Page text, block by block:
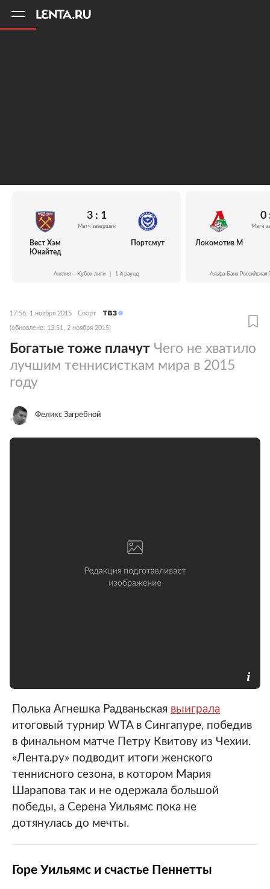
Вест Хэм
Юнайтед
3 : 1
Матч завершён
Портсмут
Англия — Кубок лиги 1-й раунд
Локомотив М
0
Матч
Альфа-Банк Российская
17:56, 1 ноября 2015 Спорт
(обновлено: 13:51, 2 ноября 2015)
Богатые тоже плачут Чего не хватило
лучшим теннисисткам мира в 2015
году
Феликс Загребной
Полька Агнешка Радваньская выиграла
итоговый турнир WTA в Сингапуре, победив
в финальном матче Петру Квитову из Чехии.
«Лента.ру» подводит итоги женского
теннисного сезона, в котором Мария
Шарапова так и не одержала большой
победы, а Серена Уильямс пока не
дотянулась до мечты.
Горе Уильямс и счастье Пеннетты